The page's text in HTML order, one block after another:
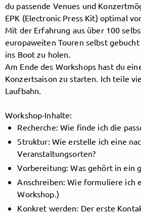
getnext to
Follow
About Posts
du passende Venues und
EPK (Electronic Press Kit) optimal
Mit der Erfahrung aus über 100
europaweiten Touren selbst
ins Boot zu holen.
Am Ende des Workshops hast du
Konzertsaison zu starten. Ich teile
Laufbahn.
Workshop-Inhalte:
Recherche: Wie finde ich die
Struktur: Wie erstelle ich eine
Veranstaltungsorten?
Vorbereitung: Was gehört in ein
Anschreiben: Wie formuliere ich
Workshop.)
Konkret werden: Der erste